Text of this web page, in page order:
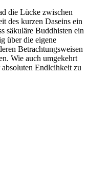
die Lücke zwischen
des kurzen Daseins ein
säkuläre Buddhisten ein
über die eigene
Betrachtungsweisen
Wie auch umgekehrt
Endlcihkeit zu